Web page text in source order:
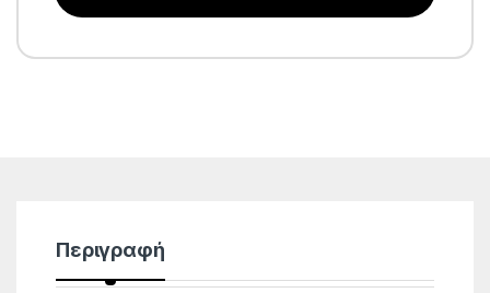
Περιγραφή